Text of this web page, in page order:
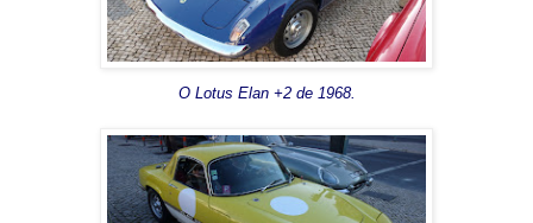
O Lotus Elan +2 de 1968.